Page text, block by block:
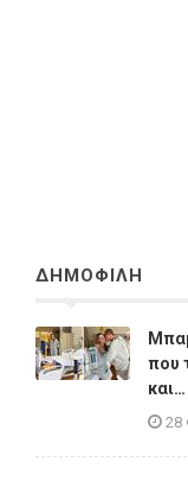
ΔΗΜΟΦΙΛΗ
που
28